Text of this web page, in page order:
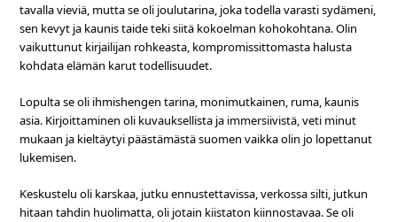
tavalla vieviä, mutta se oli joulutarina, joka todella varasti sydämeni,
sen kevyt ja kaunis taide teki siitä kokoelman kohokohtana. Olin
vaikuttunut kirjailijan rohkeasta, kompromissittomasta halusta
kohdata elämän karut todellisuudet.
Lopulta se oli ihmishengen tarina, monimutkainen, ruma, kaunis
asia. Kirjoittaminen oli kuvauksellista ja immersiivistä, veti minut
mukaan ja kieltäytyi päästämästä suomen vaikka olin jo lopettanut
lukemisen.
Keskustelu oli karskaa, jutku ennustettavissa, verkossa silti, jutkun
hitaan tahdin huolimatta, oli jotain kiistaton kiinnostavaa. Se oli